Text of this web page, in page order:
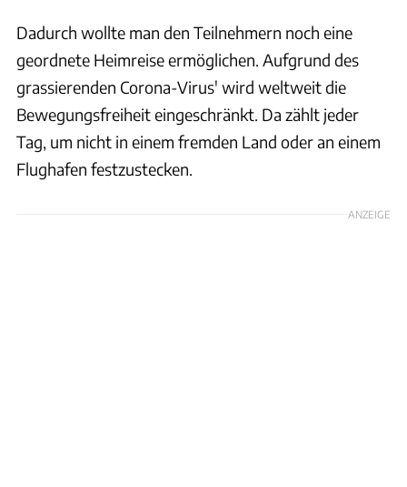
Dadurch wollte man den Teilnehmern noch eine
geordnete Heimreise ermöglichen. Aufgrund des
grassierenden Corona-Virus' wird weltweit die
Bewegungsfreiheit eingeschränkt. Da zählt jeder
Tag, um nicht in einem fremden Land oder an einem
Flughafen festzustecken.
ANZEIGE